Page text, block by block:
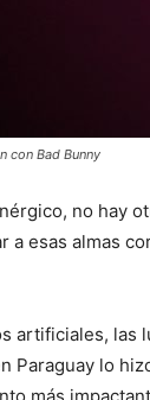
con Bad Bunny
no hay
a esas almas
artificiales, las
Paraguay lo